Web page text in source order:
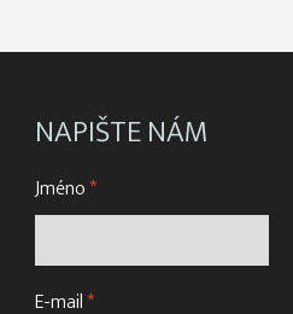
NAPIŠTE NÁM
Jméno*
E-mail*